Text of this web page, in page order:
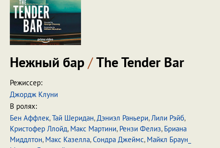
Нежный бар/The Tender Bar
Режиссер:
Джордж Клуни
В ролях:
Бен Аффлек,Тай Шеридан,Дэниэл Раньери,Лили Рэйб,
Кристофер Ллойд, Макс Мартини, Рензи Фелиз, Бриана
Миддлтон, Макс Казелла,Сондра Джеймс, Майкл Браун_